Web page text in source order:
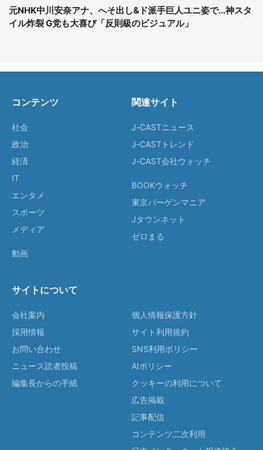
元NHK中川安奈アナ、へそ出し&ド派手巨人ユニ姿で...神スタ
イル炸裂 G党も大喜び「反則級のビジュアル」
コンテンツ
社会
政治
経済
IT
エンタメ
スポーツ
メディア
動画
関連サイト
J-CASTニュース
J-CASTトレンド
J-CAST会社ウォッチ
BOOKウォッチ
東京バーゲンマニア
Jタウンネット
ゼロまる
サイトについて
会社案内
採用情報
お問い合わせ
ニュース読者投稿
編集長からの手紙
個人情報保護方針
サイト利用規約
SNS利用ポリシー
AIポリシー
クッキーの利用について
広告掲載
記事配信
コンテンツ二次利用